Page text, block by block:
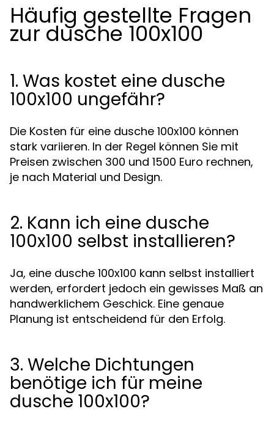
Häufig gestellte Fragen
zur dusche 100x100
1. Was kostet eine dusche
100x100 ungefähr?
Die Kosten für eine dusche 100x100 können
stark variieren. In der Regel können Sie mit
Preisen zwischen 300 und 1500 Euro rechnen,
je nach Material und Design.
2. Kann ich eine dusche
100x100 selbst installieren?
Ja, eine dusche 100x100 kann selbst installiert
werden, erfordert jedoch ein gewisses Maß an
handwerklichem Geschick. Eine genaue
Planung ist entscheidend für den Erfolg.
3. Welche Dichtungen
benötige ich für meine
dusche 100x100?